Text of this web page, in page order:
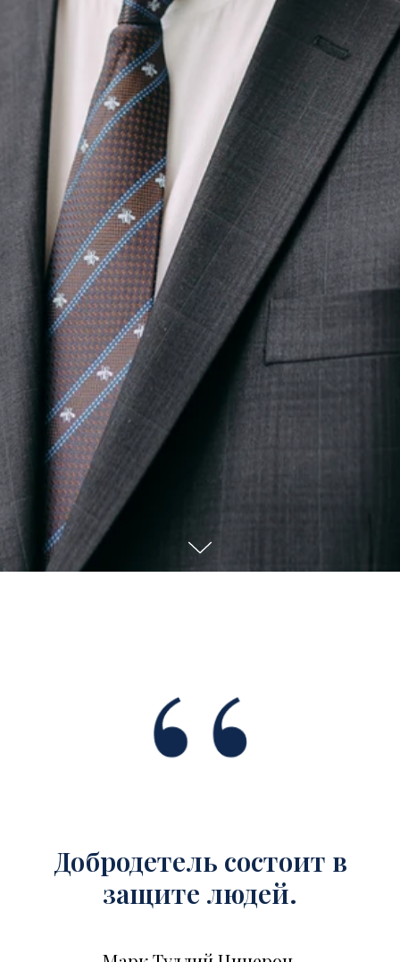
Добродетель состоит в
защите людей.